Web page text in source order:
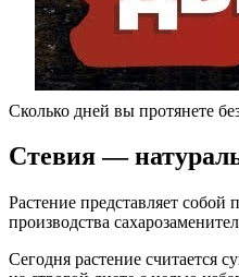
Сколько дней вы протянете
Стевия —
Растение представляет
производства
Сегодня растение считается